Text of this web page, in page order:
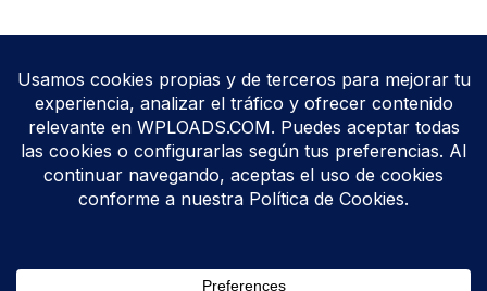
© 2026 WPloads | Descarga Plugins y Temas Premium para
WPLOADS no está afiliado ni respaldado por terceros